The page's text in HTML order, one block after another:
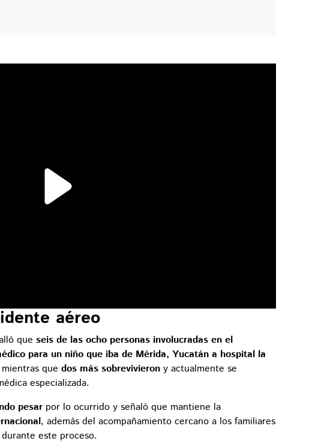
aéreo
que seis de las ocho personas involucradas en el
para un niño que iba de Mérida, Yucatán a hospital la
que dos más sobrevivieron y actualmente se
especializada.
pesar por lo ocurrido y señaló que mantiene la
, además del acompañamiento cercano a los familiares
este proceso.